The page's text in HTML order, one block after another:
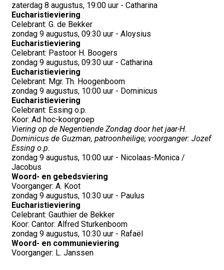
zaterdag 8 augustus, 19:00 uur - Catharina
Eucharistieviering
Celebrant: G. de Bekker
zondag 9 augustus, 09:30 uur - Aloysius
Eucharistieviering
Celebrant: Pastoor H. Boogers
zondag 9 augustus, 09:30 uur - Catharina
Eucharistieviering
Celebrant: Mgr. Th. Hoogenboom
zondag 9 augustus, 10:00 uur - Dominicus
Eucharistieviering
Celebrant: Essing o.p.
Koor: Ad hoc-koorgroep
Viering op de Negentiende Zondag door het jaar-H.
Dominicus de Guzman, patroonheilige; voorganger: Jozef
Essing o.p.
zondag 9 augustus, 10:00 uur - Nicolaas-Monica /
Jacobus
Woord- en gebedsviering
Voorganger: A. Koot
zondag 9 augustus, 10:30 uur - Paulus
Eucharistieviering
Celebrant: Gauthier de Bekker
Koor: Cantor: Alfred Sturkenboom
zondag 9 augustus, 10:30 uur - Rafaël
Woord- en communieviering
Voorganger: L. Janssen